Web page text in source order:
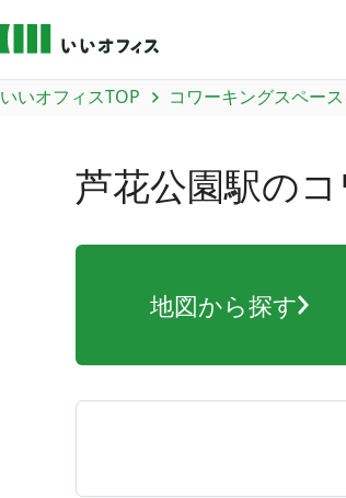
いいオフィスTOP コワーキングスペー
芦花公園駅の
地図から探す